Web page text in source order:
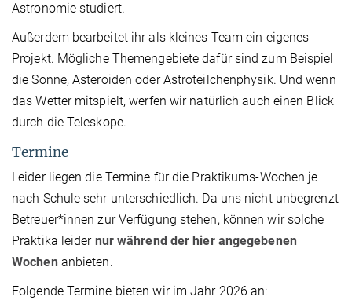
Astronomie studiert.
Außerdem bearbeitet ihr als kleines Team ein eigenes
Projekt. Mögliche Themengebiete dafür sind zum Beispiel
die Sonne, Asteroiden oder Astroteilchenphysik. Und wenn
das Wetter mitspielt, werfen wir natürlich auch einen Blick
durch die Teleskope.
Termine
Leider liegen die Termine für die Praktikums-Wochen je
nach Schule sehr unterschiedlich. Da uns nicht unbegrenzt
Betreuer*innen zur Verfügung stehen, können wir solche
Praktika leider nur während der hier angegebenen
Wochen anbieten.
Folgende Termine bieten wir im Jahr 2026 an: